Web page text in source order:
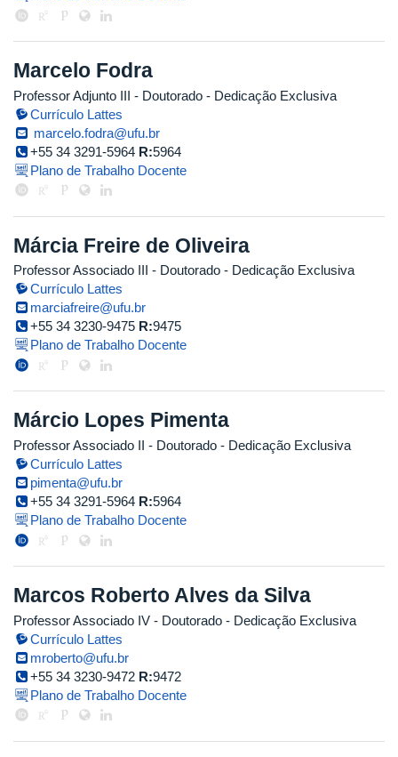
Marcelo Fodra
Professor Adjunto III - Doutorado - Dedicação Exclusiva
Currículo Lattes
marcelo.fodra@ufu.br
+55 34 3291-5964 R:5964
Plano de Trabalho Docente
Márcia Freire de Oliveira
Professor Associado III - Doutorado - Dedicação Exclusiva
Currículo Lattes
marciafreire@ufu.br
+55 34 3230-9475 R:9475
Plano de Trabalho Docente
Márcio Lopes Pimenta
Professor Associado II - Doutorado - Dedicação Exclusiva
Currículo Lattes
pimenta@ufu.br
+55 34 3291-5964 R:5964
Plano de Trabalho Docente
Marcos Roberto Alves da Silva
Professor Associado IV - Doutorado - Dedicação Exclusiva
Currículo Lattes
mroberto@ufu.br
+55 34 3230-9472 R:9472
Plano de Trabalho Docente